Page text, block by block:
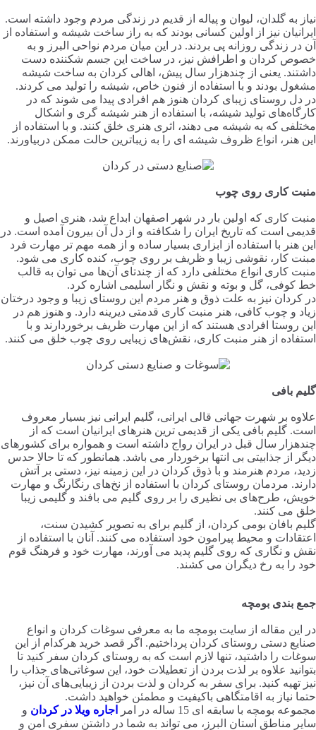
نیاز به گلدان، لیوان و پیاله از قدیم در زندگی مردم وجود داشته است.
ایرانیان نیز از اولین کسانی بودند که به راز ساخت شیشه و استفاده از
آن در زندگی روزانه پی بردند. در این میان مردم نواحی البرز و به
خصوص کردان و اطرافش نیز، در ساخت این جسم شکننده دست
داشتند. یعنی از چندهزار سال پیش، اهالی کردان به ساخت شیشه
مشغول بودند و با استفاده از فنون خاص، شیشه را تولید می کردند.
در دل روستای زیبای کردان هنوز هم افرادی پیدا می شوند که در
کارگاه‌های تولید شیشه، با استفاده از هنر شیشه گری و اشکال
مختلفی که به شیشه می دهند، اثری هنری خلق کنند. و با استفاده از
این هنر، انواع ظروف شیشه ای را به زیباترین حالت ممکن دربیاورند.
منبت کاری روی چوب
منبت کاری که اولین بار در شهر اصفهان ابداع شد، هنری اصیل و
قدیمی است که تاریخ ایران را شکافته و از دل آن بیرون آمده است. در
این هنر با استفاده از ابزاری بسیار ساده و از همه مهم تر مهارت فرد
مبنت کار، نقوشی زیبا و ظریف بر روی چوب، کنده کاری می شود.
منبت کاری انواع مختلفی دارد که از چندتای آن‌ها می توان به قالب
خط کوفی، گل و بوته و نقش و نگار اسلیمی اشاره کرد.
در کردان نیز به علت ذوق و هنر مردم این روستای زیبا و وجود درختان
زیاد و چوب کافی، هنر منبت کاری قدمتی دیرینه دارد. و هنوز هم در
این روستا افرادی هستند که از این مهارت ظریف برخوردارند و با
استفاده از هنر منبت کاری، نقش‌های زیبایی روی چوب خلق می کنند.
گلیم بافی
علاوه بر شهرت جهانی قالی ایرانی، گلیم ایرانی نیز بسیار معروف
است. گلیم بافی یکی از قدیمی ترین هنرهای ایرانیان است که از
چندهزار سال قبل در ایران رواج داشته است و همواره برای کشورهای
دیگر از جذابیتی بی انتها برخوردار می باشد. همانطور که تا حالا حدس
زدید، مردم هنرمند و با ذوق کردان در این زمینه نیز، دستی بر آتش
دارند. مردمان روستای کردان با استفاده از نخ‌های رنگارنگ و مهارت
خویش، طرح‌های بی نظیری را بر روی گلیم می بافند و گلیمی زیبا
خلق می کنند.
گلیم بافان بومی کردان، از گلیم برای به تصویر کشیدن سنت،
اعتقادات و محیط پیرامون خود استفاده می کنند. آنان با استفاده از
نقش و نگاری که روی گلیم پدید می آورند، مهارت خود و فرهنگ قوم
خود را به رخ دیگران می کشند.
جمع بندی بومچه
در این مقاله از سایت بومچه ما به معرفی سوغات کردان و انواع
صنایع دستی روستای کردان پرداختیم. اگر قصد خرید هرکدام از این
سوغات را داشتید، تنها لازم است که به روستای کردان سفر کنید تا
بتوانید علاوه بر لذت بردن از تعطیلات خود، این سوغاتی‌های جذاب را
نیز تهیه کنید. برای سفر به کردان و لذت بردن از زیبایی‌های آن نیز،
حتما نیاز به اقامتگاهی باکیفیت و مطمئن خواهید داشت.
مجموعه بومچه با سابقه ای 15 ساله در امر
اجاره ویلا در کردان و
سایر مناطق استان البرز، می تواند به شما در داشتن سفری امن و